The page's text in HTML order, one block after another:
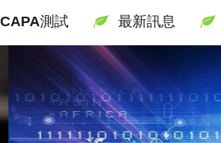
CAPA測試 最新訊息